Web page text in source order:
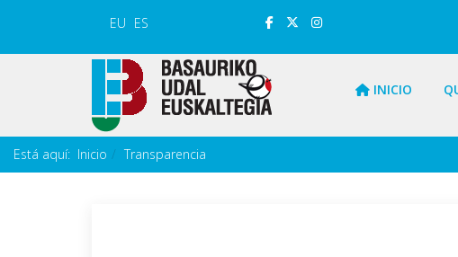
EU ES
INICIO
Está aquí: Inicio Transparencia